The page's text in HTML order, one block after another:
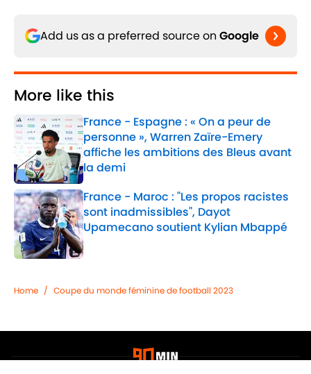
Add us as a preferred source on Google
More like this
France - Espagne : « On a peur de
personne », Warren Zaïre-Emery
affiche les ambitions des Bleus avant
la demi
Published by on Invalid Date
France - Maroc : "Les propos racistes
sont inadmissibles", Dayot
Upamecano soutient Kylian Mbappé
Published by on Invalid Date
Home / Coupe du monde féminine de football 2023